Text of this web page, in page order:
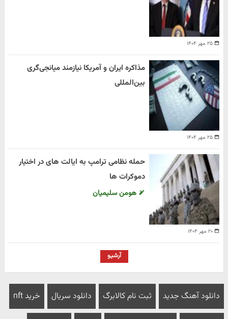
۲۵ مهر ۱۴۰۴
۲۵ مهر ۱۴۰۴
مذاکره ایران و آمریکا نیازمند میانجی‌گری
بین‌المللی
۲۰ مهر ۱۴۰۴
حمله نظامی ترامپ به ایالت های در اختیار
دموکرات ها
هومن سلیمیان
آرشیو
دانلود آهنگ جدید ثبت نام کالابرگ دانلود سریال خرید nft